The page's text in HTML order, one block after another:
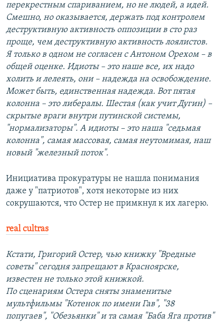
перекрестным спариванием, но не людей, а идей.
Смешно, но оказывается, держать под контролем
деструктивную активность оппозиции в сто раз
проще, чем деструктивную активность лоялистов.
Я только в одном не согласен с Антоном Орехом – в
общей оценке. Идиоты – это наше все, их надо
холить и лелеять, они – надежда на освобождение.
Может быть, единственная надежда. Вот пятая
колонна – это либералы. Шестая (как учит Дугин) –
скрытые враги внутри путинской системы,
"нормализаторы". А идиоты – это наша "седьмая
колонна", самая массовая, самая неутомимая, наш
новый "железный поток".
Инициатива прокуратуры не нашла понимания
даже у "патриотов", хотя некоторые из них
сокрушаются, что Остер не примкнул к их лагерю.
real cultras
Кстати, Григорий Остер, чью книжку "Вредные
советы" сегодня запрещают в Красноярске,
известен не только этой книжкой.
По сценариям Остера сняты знаменитые
мультфильмы "Котенок по имени Гав", "38
попугаев", "Обезьянки" и та самая "Баба Яга против"